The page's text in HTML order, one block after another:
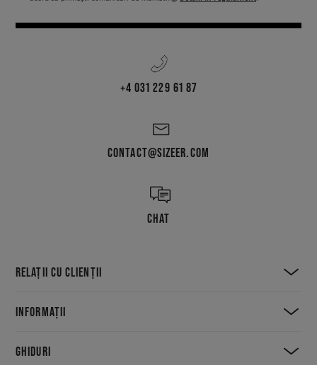
+4 031 229 61 87
CONTACT@SIZEER.COM
CHAT
RELAȚII CU CLIENȚII
INFORMAȚII
GHIDURI